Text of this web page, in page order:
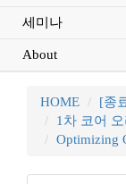
세미나
About
HOME
[종
1차 코어
Optimizing